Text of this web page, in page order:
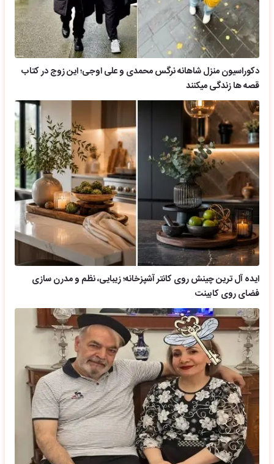
دکوراسیون منزل شاهانه نرگس محمدی و علی اوجی؛ این زوج در کتاب
قصه ها زندگی میکنند
ایده آل ترین چینش روی کانتر آشپزخانه؛ زیبایی، نظم و مدرن سازی
فضای روی کابینت